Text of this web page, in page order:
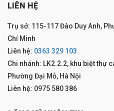
LIÊN HỆ
Trụ sở: 115-117 Đào Duy Anh,
Chí Minh
Liên hệ: 0363 329 103
Chi nhánh: LK2.2.2, khu biệt thự
Phường Đại Mỗ, Hà Nội
Liên hệ: 0975 580 386